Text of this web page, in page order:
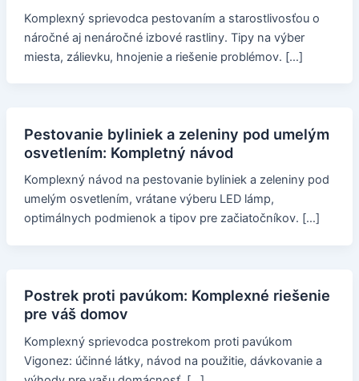
Komplexný sprievodca pestovaním a starostlivosťou o
náročné aj nenáročné izbové rastliny. Tipy na výber
miesta, zálievku, hnojenie a riešenie problémov. […]
Pestovanie byliniek a zeleniny pod umelým
osvetlením: Kompletný návod
Komplexný návod na pestovanie byliniek a zeleniny pod
umelým osvetlením, vrátane výberu LED lámp,
optimálnych podmienok a tipov pre začiatočníkov. […]
Postrek proti pavúkom: Komplexné riešenie
pre váš domov
Komplexný sprievodca postrekom proti pavúkom
Vigonez: účinné látky, návod na použitie, dávkovanie a